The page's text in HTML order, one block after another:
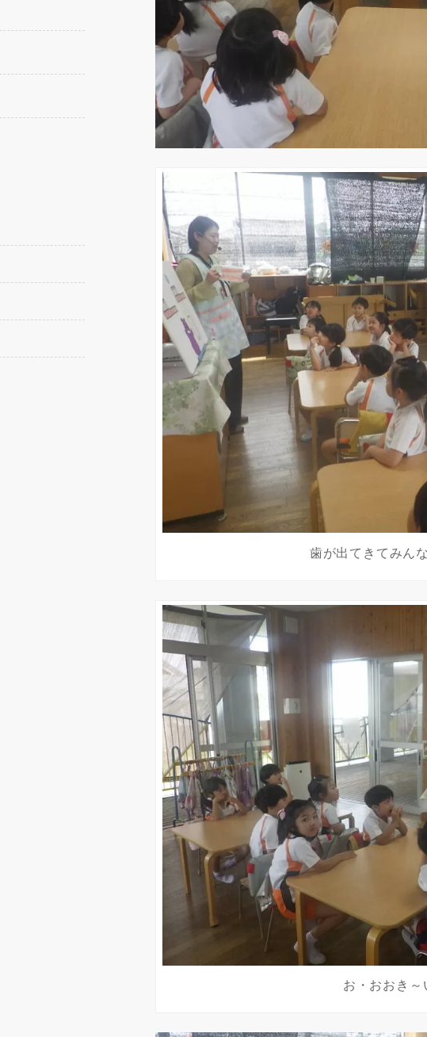
歯が出てきてみん
お・おおき～